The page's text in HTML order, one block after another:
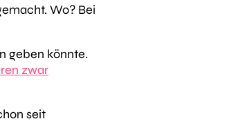
Wo? Bei
geben könnte.
zwar
seit